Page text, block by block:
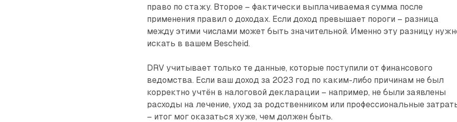
право по стажу. Второе – фактически выплачиваемая сумма после
применения правил о доходах. Если доход превышает пороги – разница
между этими числами может быть значительной. Именно эту разницу
искать в вашем Bescheid.
DRV учитывает только те данные, которые поступили от финансового
ведомства. Если ваш доход за 2023 год по каким-либо причинам не был
корректно учтён в налоговой декларации – например, не были заявлены
расходы на лечение, уход за родственником или профессиональные
– итог мог оказаться хуже, чем должен быть.